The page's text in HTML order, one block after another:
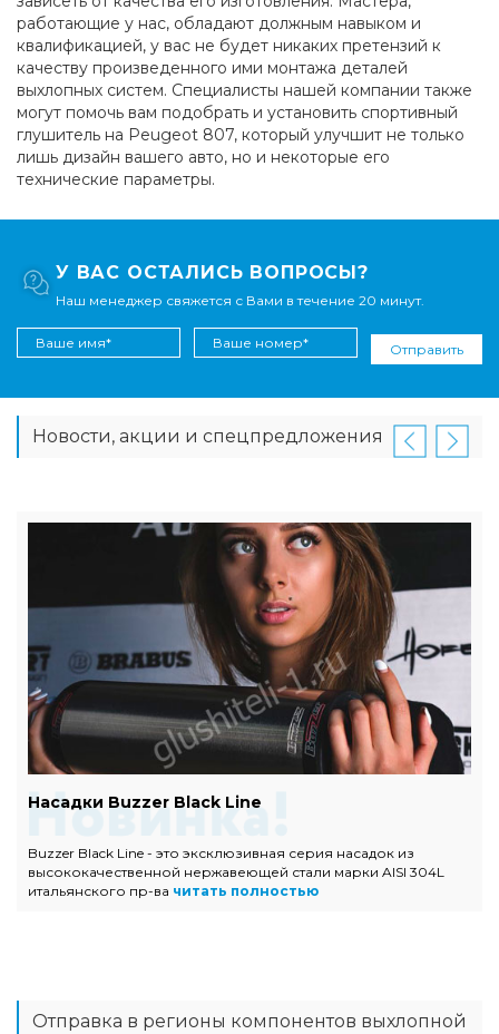
работающие у нас, обладают должным навыком и
квалификацией, у вас не будет никаких претензий к
качеству произведенного ими монтажа деталей
выхлопных систем. Специалисты нашей компании также
могут помочь вам подобрать и установить спортивный
глушитель на Peugeot 807, который улучшит не только
лишь дизайн вашего авто, но и некоторые его
технические параметры.
У ВАС ОСТАЛИСЬ ВОПРОСЫ?
Наш менеджер свяжется с Вами в течение 20 минут.
Отправить
Новости, акции и спецпредложения
Насадки Buzzer Black Line
Buzzer Black Line - это эксклюзивная серия насадок из
высококачественной нержавеющей стали марки AISI 304L
итальянского пр-ва читать полностью
Отправка в регионы компонентов выхлопной